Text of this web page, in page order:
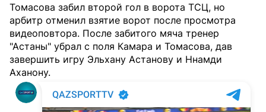
Томасова забил второй гол в ворота ТСЦ, но
арбитр отменил взятие ворот после просмотра
видеоповтора. После забитого мяча тренер
"Астаны" убрал с поля Камара и Томасова, дав
завершить игру Эльхану Астанову и Ннамди
Аханону.